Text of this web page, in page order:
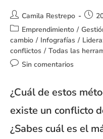
Camila Restrepo
Emprendimiento /
cambio / Infografías /
conflictos / Todas las
Sin comentarios
¿Cuál de estos
existe un conflicto
¿Sabes cuál es el